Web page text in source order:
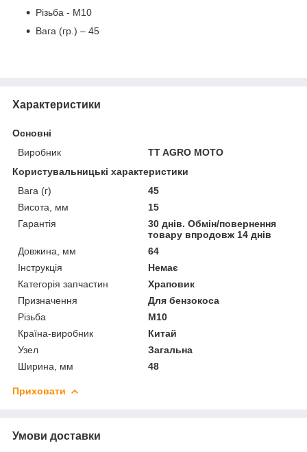
Різьба - М10
Вага (гр.) – 45
Характеристики
Основні
Виробник
TT AGRO MOTO
Користувальницькі характеристики
Вага (г)
45
Висота, мм
15
Гарантія
30 днів. Обмін/повернення
товару впродовж 14 днів
Довжина, мм
64
Інструкція
Немає
Категорія запчастин
Храповик
Призначення
Для бензокоса
Різьба
М10
Країна-виробник
Китай
Узел
Загальна
Ширина, мм
48
Приховати
Умови доставки